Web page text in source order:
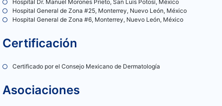
Hospital Dr. Manuel Morones Prieto, San Luis Potosí, México
Hospital General de Zona #25, Monterrey, Nuevo León, México
Hospital General de Zona #6, Monterrey, Nuevo León, México
Certificación
Certificado por el Consejo Mexicano de Dermatología
Asociaciones